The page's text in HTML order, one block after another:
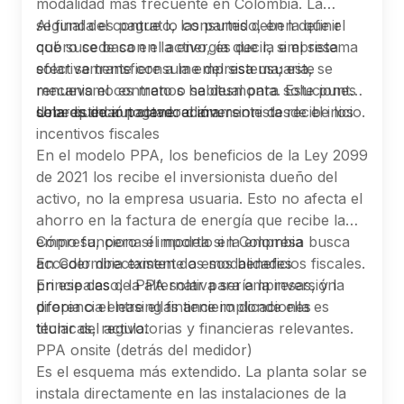
modalidad más frecuente en Colombia. La
segunda es pague lo consumido, en la que el
cobro se basa en la energía que la empresa
efectivamente consume del sistema; este
mecanismo es menos habitual para soluciones
solares de autogeneración.
Al final del contrato, las partes deben definir
qué sucede con el activo, es decir, si el sistema
solar se transfiere a la empresa usuaria, se
renueva el contrato o se desmonta. Este punto
debe quedar pactado claramente desde el inicio.
Una distinción clave: el inversionista recibe los
incentivos fiscales
En el modelo PPA, los beneficios de la Ley 2099
de 2021 los recibe el inversionista dueño del
activo, no la empresa usuaria. Esto no afecta el
ahorro en la factura de energía que recibe la
empresa, pero sí importa si la empresa busca
acceder directamente a esos beneficios fiscales.
En ese caso, la alternativa sería la inversión
propia o el leasing financiero donde ella es
titular del activo.
Cómo funciona el modelo en Colombia
En Colombia existen dos modalidades
principales de PPA solar para empresas, y la
diferencia entre ellas tiene implicaciones
técnicas, regulatorias y financieras relevantes.
PPA onsite (detrás del medidor)
Es el esquema más extendido. La planta solar se
instala directamente en las instalaciones de la